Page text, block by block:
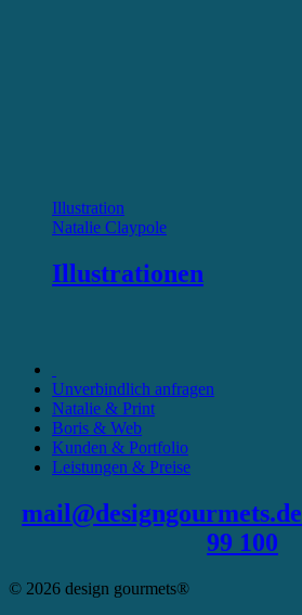
Illustration
Natalie Claypole
Illustrationen
Unverbindlich anfragen
Natalie & Print
Boris & Web
Kunden & Portfolio
Leistungen & Preise
mail@designgourmets.de
99 100
© 2026 design gourmets®